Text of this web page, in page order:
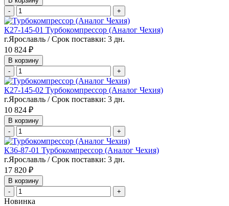
-
+
К27-145-01 Турбокомпрессор (Аналог Чехия)
г.Ярославль / Срок поставки: 3 дн.
10 824 ₽
В корзину
-
+
К27-145-02 Турбокомпрессор (Аналог Чехия)
г.Ярославль / Срок поставки: 3 дн.
10 824 ₽
В корзину
-
+
К36-87-01 Турбокомпрессор (Аналог Чехия)
г.Ярославль / Срок поставки: 3 дн.
17 820 ₽
В корзину
-
+
Новинка